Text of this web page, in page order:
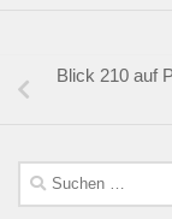
Blick 210 auf
Suchen
nach: